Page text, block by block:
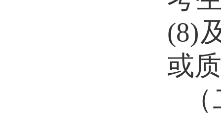
(8)
或